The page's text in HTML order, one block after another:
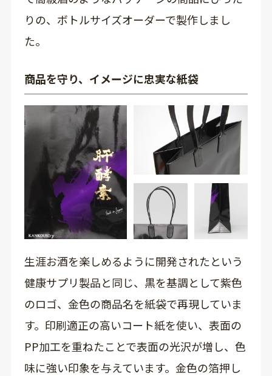
りの、ボトルサイズオーダーで製作しまし
た。
商品を守り、イメージに忠実な紙袋
生涯お酒を楽しめるように開発されたという
健康サプリ製品と同じ、黒を基調として紫色
のロゴ、金色の商品名を紙袋で再現していま
す。印刷適正の高いコート紙を使い、表面の
PP加工を重ねたことで表面の光沢が増し、色
味に強い印象を与えています。金色の箔押し